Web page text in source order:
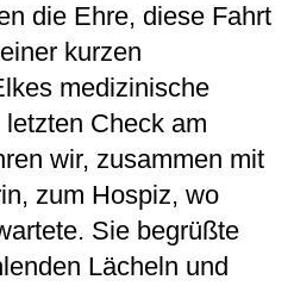
die Ehre, diese Fahrt
kurzen
medizinische
Check am
wir, zusammen mit
zum Hospiz, wo
Sie begrüßte
Lächeln und